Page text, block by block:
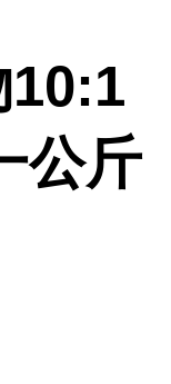
公斤